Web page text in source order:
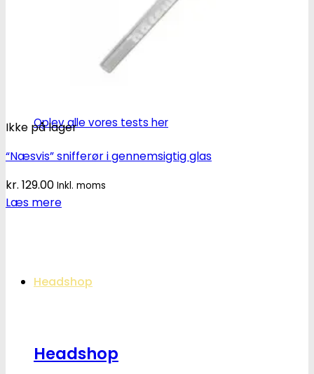
Oplev alle vores tests her
Headshop
Headshop
Ikke på lager
“Næsvis” snifferør i gennemsigtig glas
kr. 129.00 Inkl. moms
Læs mere